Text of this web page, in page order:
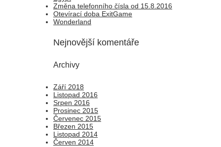
Změna telefonního čísla od 15.8.2016
Otevírací doba ExitGame
Wonderland
Nejnovější komentáře
Archivy
Září 2018
Listopad 2016
Srpen 2016
Prosinec 2015
Červenec 2015
Březen 2015
Listopad 2014
Červen 2014